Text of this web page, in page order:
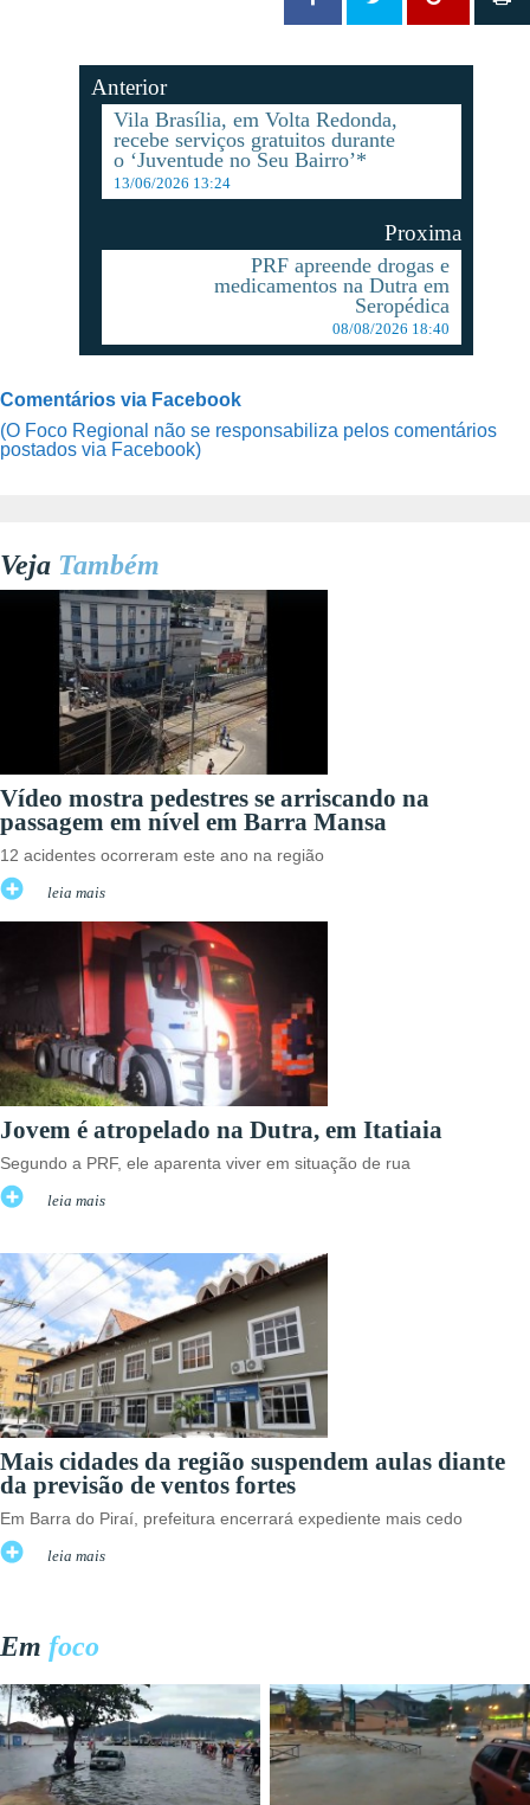
Anterior
Vila Brasília, em Volta Redonda,
recebe serviços gratuitos durante
o ‘Juventude no Seu Bairro’*
13/06/2026 13:24
Proxima
PRF apreende drogas e
medicamentos na Dutra em
Seropédica
08/08/2026 18:40
Comentários via Facebook
(O Foco Regional não se responsabiliza pelos comentários
postados via Facebook)
Veja Também
Vídeo mostra pedestres se arriscando na
passagem em nível em Barra Mansa
12 acidentes ocorreram este ano na região
leia mais
Jovem é atropelado na Dutra, em Itatiaia
Segundo a PRF, ele aparenta viver em situação de rua
leia mais
Mais cidades da região suspendem aulas diante
da previsão de ventos fortes
Em Barra do Piraí, prefeitura encerrará expediente mais cedo
leia mais
Em foco